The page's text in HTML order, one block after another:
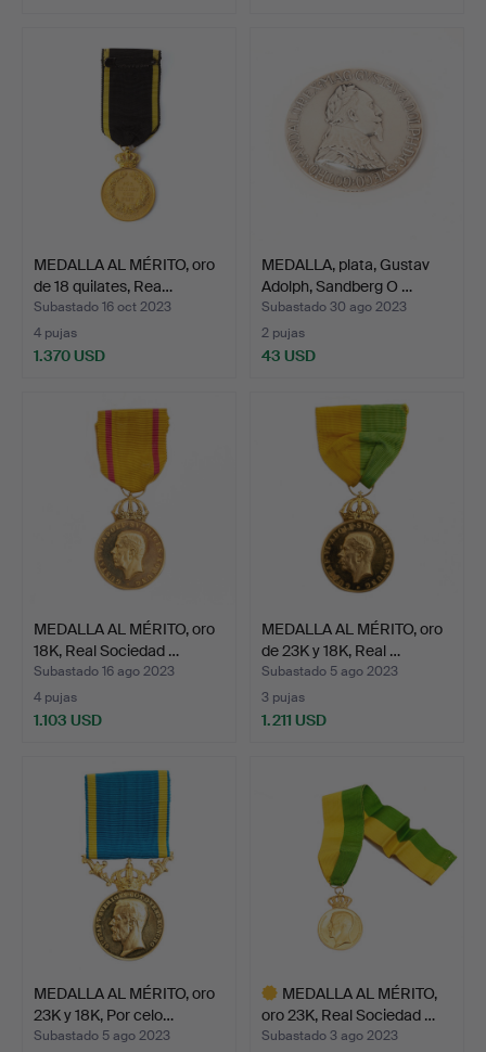
MEDALLA AL MÉRITO, oro
de 18 quilates, Rea…
Subastado 16 oct 2023
4 pujas
1.370 USD
MEDALLA, plata, Gustav
Adolph, Sandberg O …
Subastado 30 ago 2023
2 pujas
43 USD
MEDALLA AL MÉRITO, oro
18K, Real Sociedad …
Subastado 16 ago 2023
4 pujas
1.103 USD
MEDALLA AL MÉRITO, oro
de 23K y 18K, Real …
Subastado 5 ago 2023
3 pujas
1.211 USD
MEDALLA AL MÉRITO, oro
23K y 18K, Por celo…
Subastado 5 ago 2023
MEDALLA AL MÉRITO,
oro 23K, Real Sociedad …
Subastado 3 ago 2023